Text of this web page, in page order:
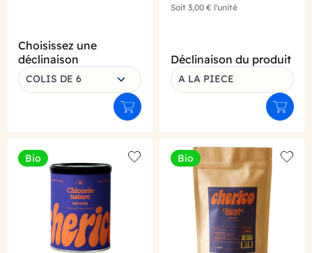
Choisissez une
déclinaison
COLIS DE 6
Ajouter au panier
Soit 3,00 € l'unité
Déclinaison du produit
A LA PIECE
Bio
Add to wishlist
Bio